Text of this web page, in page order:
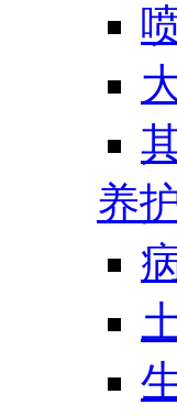
养